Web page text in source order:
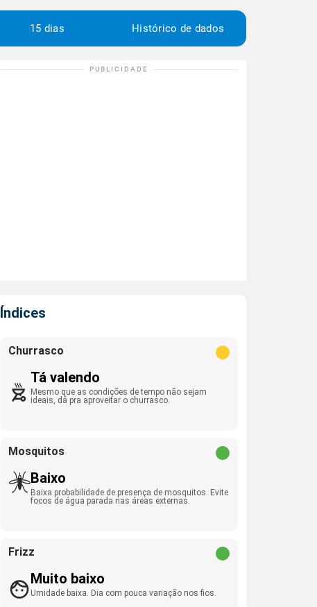
15 dias Histórico de dados
Índices
Churrasco
Tá valendo
Mesmo que as condições de tempo não sejam
ideais, dá pra aproveitar o churrasco.
Mosquitos
Baixo
Baixa probabilidade de presença de mosquitos. Evite
focos de água parada nas áreas externas.
Frizz
Muito baixo
Umidade baixa. Dia com pouca variação nos fios.